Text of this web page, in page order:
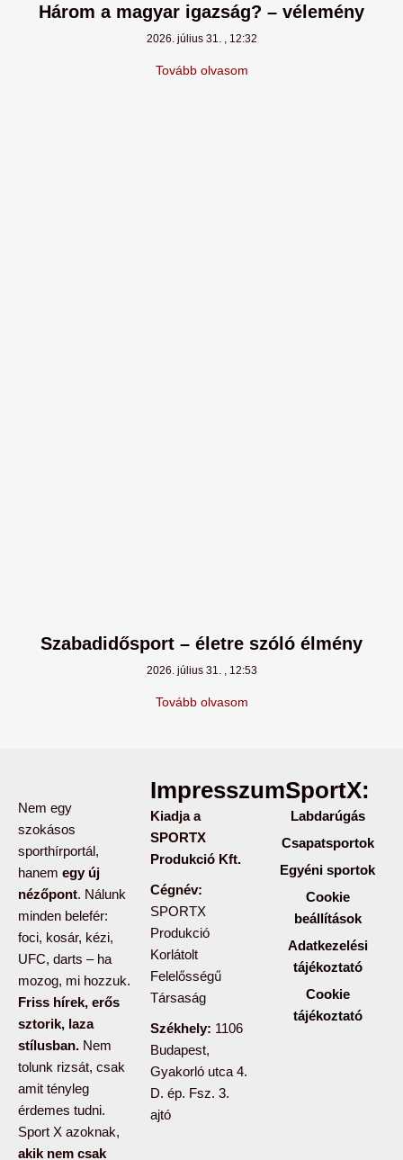
Három a magyar igazság? – vélemény
2026. július 31. 12:32
Tovább olvasom
Szabadidősport – életre szóló élmény
2026. július 31. 12:53
Tovább olvasom
Nem egy
szokásos
sporthírportál,
hanem egy új
nézőpont. Nálunk
minden belefér:
foci, kosár, kézi,
UFC, darts – ha
mozog, mi hozzuk.
Friss hírek, erős
sztorik, laza
stílusban. Nem
tolunk rizsát, csak
amit tényleg
érdemes tudni.
Sport X azoknak,
akik nem csak
Impresszum:
Kiadja a
SPORTX
Produkció Kft.
Cégnév:
SPORTX
Produkció
Korlátolt
Felelősségű
Társaság
Székhely: 1106
Budapest,
Gyakorló utca 4.
D. ép. Fsz. 3.
ajtó
SportX:
Labdarúgás
Csapatsportok
Egyéni sportok
Cookie
beállítások
Adatkezelési
tájékoztató
Cookie
tájékoztató